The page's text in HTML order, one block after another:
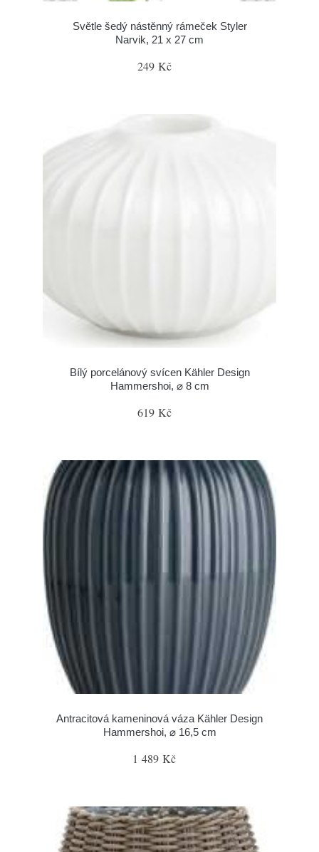
Světle šedý nástěnný rámeček Styler
Narvik, 21 x 27 cm
249 Kč
Bílý porcelánový svícen Kähler Design
Hammershoi, ⌀ 8 cm
619 Kč
Antracitová kameninová váza Kähler Design
Hammershoi, ⌀ 16,5 cm
1 489 Kč